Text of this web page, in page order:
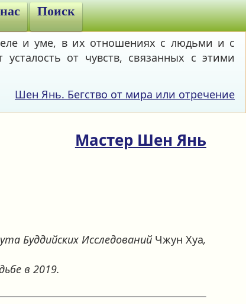
Поиск
и уме, в их отношениях с людьми и с
от чувств, связанных с этими
Шен Янь. Бегство от мира или отречение
Мастер Шен Янь
Буддийских Исследований Чжун Хуа,
в 2019.